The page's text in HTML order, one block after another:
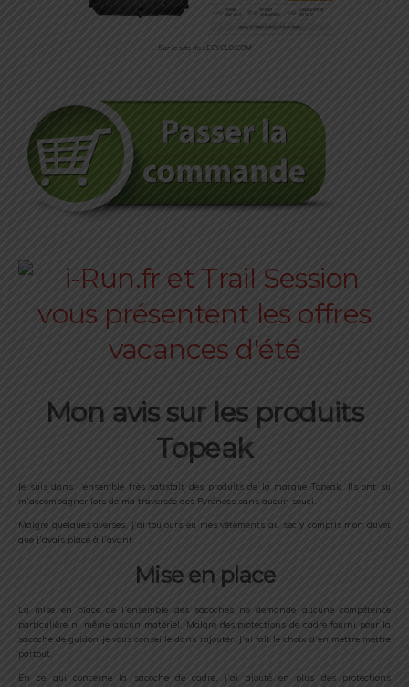
Sur le site de LECYCLO.COM
Mon avis sur les produits
Topeak
Je suis dans l’ensemble très satisfait des produits de la marque Topeak. Ils ont su
m’accompagner lors de ma traversée des Pyrénées sans aucun souci.
Malgré quelques averses, j’ai toujours eu mes vêtements au sec y compris mon duvet
que j’avais placé à l’avant.
Mise en place
La mise en place de l’ensemble des sacoches ne demande aucune compétence
particulière ni même aucun matériel. Malgré des protections de cadre fourni pour la
sacoche de guidon je vous conseille dans rajouter. J’ai fait le choix d’en mettre mettre
partout.
En ce qui concerne la sacoche de cadre, j’ai ajouté en plus des protections